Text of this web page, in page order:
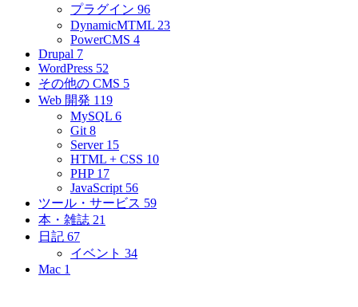
プラグイン 96
DynamicMTML 23
PowerCMS 4
Drupal 7
WordPress 52
その他の CMS 5
Web 開発 119
MySQL 6
Git 8
Server 15
HTML + CSS 10
PHP 17
JavaScript 56
ツール・サービス 59
本・雑誌 21
日記 67
イベント 34
Mac 1